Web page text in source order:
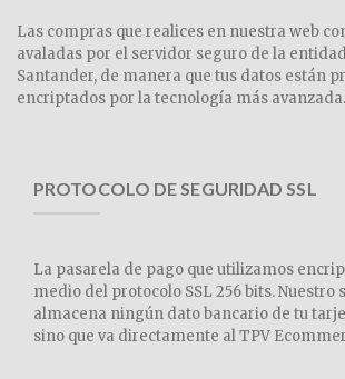
Las compras que realices en nuestra web
avaladas por el servidor seguro de la
Santander, de manera que tus datos están
encriptados por la tecnología más avanzada.
PROTOCOLO DE SEGURIDAD SSL
La pasarela de pago que utilizamos
medio del protocolo SSL 256 bits. Nuestro
almacena ningún dato bancario de tu
sino que va directamente al TPV